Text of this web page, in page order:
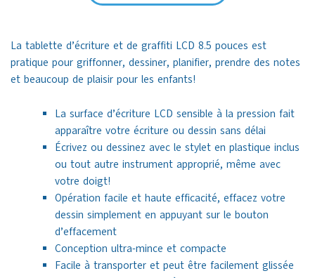
La tablette d’écriture et de graffiti LCD 8.5 pouces est
pratique pour griffonner, dessiner, planifier, prendre des notes
et beaucoup de plaisir pour les enfants!
La surface d’écriture LCD sensible à la pression fait
apparaître votre écriture ou dessin sans délai
Écrivez ou dessinez avec le stylet en plastique inclus
ou tout autre instrument approprié, même avec
votre doigt!
Opération facile et haute efficacité, effacez votre
dessin simplement en appuyant sur le bouton
d’effacement
Conception ultra-mince et compacte
Facile à transporter et peut être facilement glissée